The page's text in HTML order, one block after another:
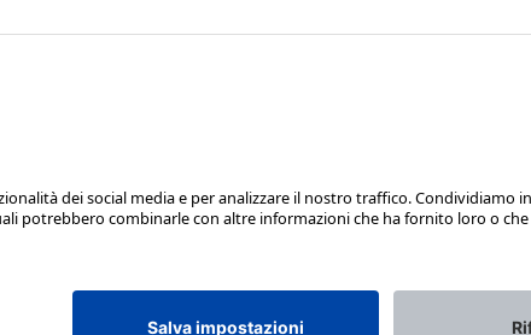
SEGUICI SU